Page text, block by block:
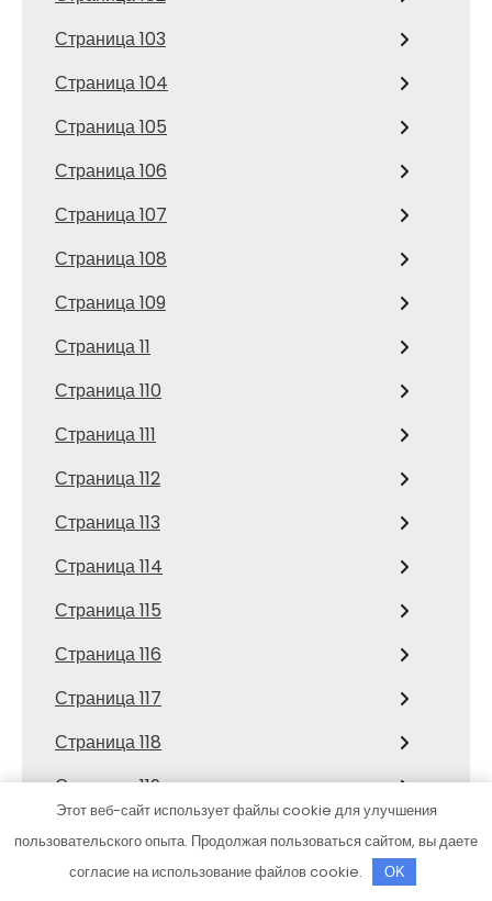
Страница 103
Страница 104
Страница 105
Страница 106
Страница 107
Страница 108
Страница 109
Страница 11
Страница 110
Страница 111
Страница 112
Страница 113
Страница 114
Страница 115
Страница 116
Страница 117
Страница 118
Страница 119
Страница 120
Этот веб-сайт использует файлы cookie для улучшения
пользовательского опыта. Продолжая пользоваться сайтом, вы даете
согласие на использование файлов cookie.
OK